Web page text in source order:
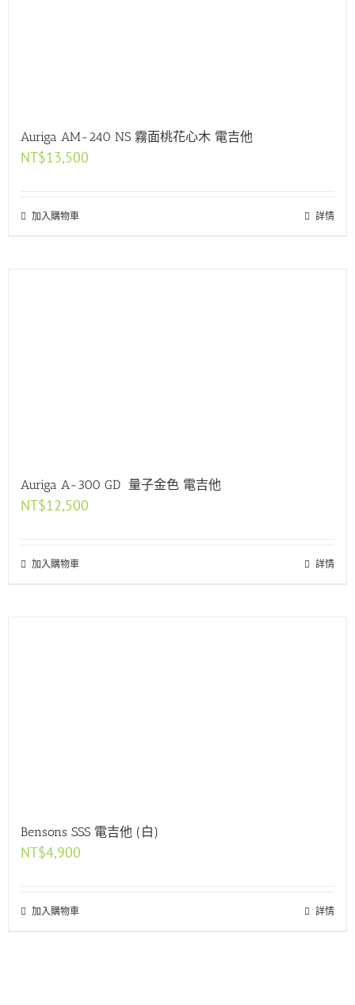
Auriga AM-240 NS 霧面桃花心木 電吉他
NT$13,500
加入購物車 詳情
Auriga A-300 GD 量子金色 電吉他
NT$12,500
加入購物車 詳情
Bensons SSS 電吉他 (白)
NT$4,900
加入購物車 詳情